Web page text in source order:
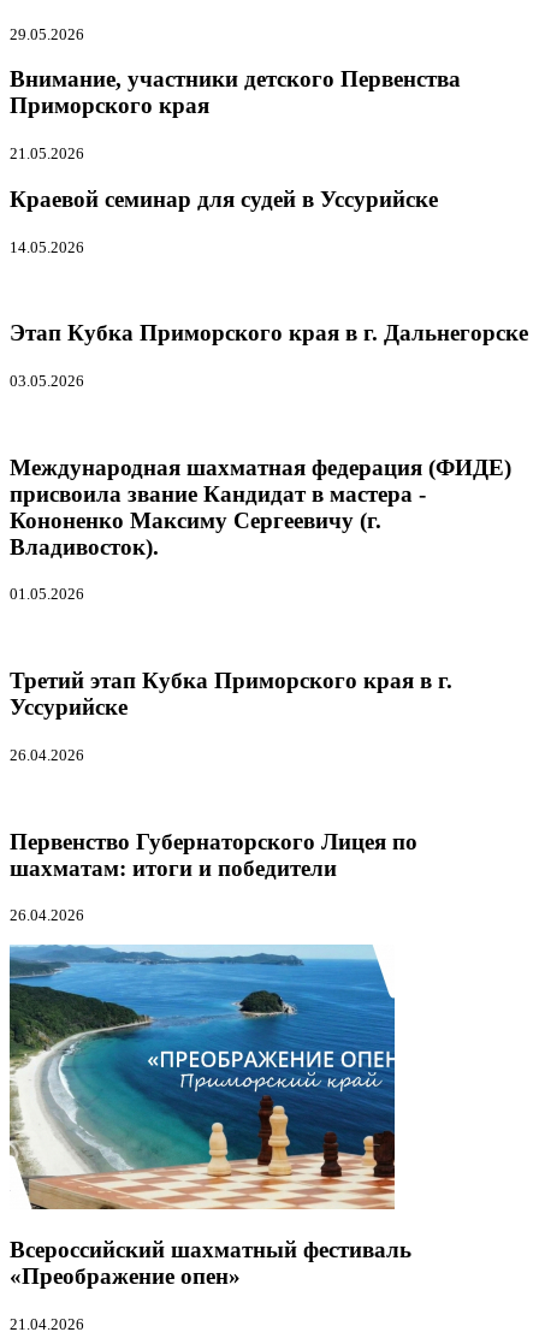
29.05.2026
Внимание, участники детского Первенства
Приморского края
21.05.2026
Краевой семинар для судей в Уссурийске
14.05.2026
Этап Кубка Приморского края в г. Дальнегорске
03.05.2026
Международная шахматная федерация (ФИДЕ)
присвоила звание Кандидат в мастера -
Кононенко Максиму Сергеевичу (г.
Владивосток).
01.05.2026
Третий этап Кубка Приморского края в г.
Уссурийске
26.04.2026
Первенство Губернаторского Лицея по
шахматам: итоги и победители
26.04.2026
Всероссийский шахматный фестиваль
«Преображение опен»
21.04.2026